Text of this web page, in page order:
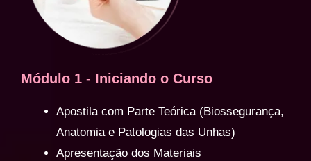
Módulo 1 - Iniciando o Curso
Apostila com Parte Teórica (Biossegurança,
Anatomia e Patologias das Unhas)
Apresentação dos Materiais